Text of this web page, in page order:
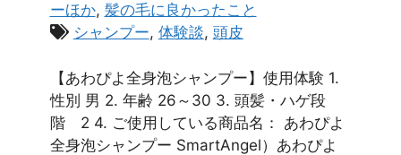
ーほか, 髪の毛に良かったこと
シャンプー, 体験談, 頭皮
【あわぴよ全身泡シャンプー】使用体験 1.
性別 男 2. 年齢 26～30 3. 頭髪・ハゲ段
階 2 4. ご使用している商品名： あわぴよ
全身泡シャンプー SmartAngel）あわぴよ